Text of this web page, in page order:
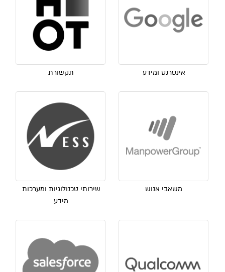
אינטרנט ומידע תקשורת
משאבי אנוש
שירותי טכנולוגיות ומערכות
מידע